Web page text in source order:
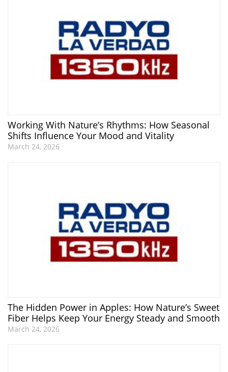
Working With Nature’s Rhythms: How Seasonal
Shifts Influence Your Mood and Vitality
March 24, 2026
The Hidden Power in Apples: How Nature’s Sweet
Fiber Helps Keep Your Energy Steady and Smooth
March 24, 2026